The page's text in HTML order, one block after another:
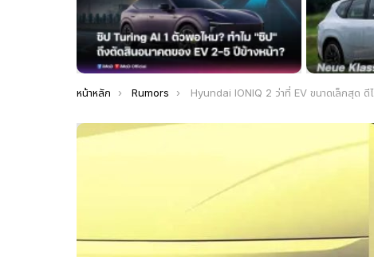
ล่าสุด
คุณอยู่ที่นี่:
หน้าหลัก Rumors Hyundai IONIQ 2 ว่าที่ EV ขนาดเล็กสุด ดีไซน์จะล้ำสุดเช่นกัน